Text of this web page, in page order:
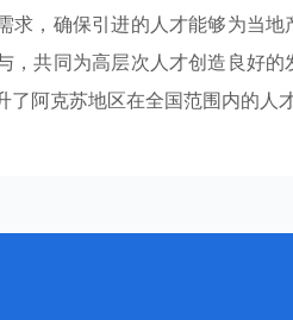
求，确保引进的人才能够为当
，共同为高层次人才创造良好
了阿克苏地区在全国范围内的人